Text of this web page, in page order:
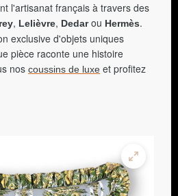
l'artisanat français à travers des
, Lelièvre, Dedarou Hermès.
exclusive d'objets uniques
pièce raconte une histoire
nos coussins de luxe et profitez